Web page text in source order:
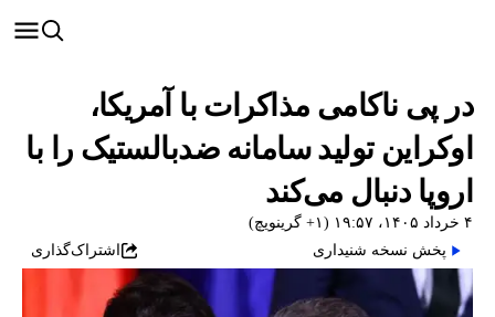
در پی ناکامی مذاکرات با آمریکا،
اوکراین تولید سامانه ضدبالستیک را با
اروپا دنبال می‌کند
۴ خرداد ۱۴۰۵، ۱۹:۵۷ (‎+۱ گرینویچ)
پخش نسخه شنیداری
اشتراک‌گذاری